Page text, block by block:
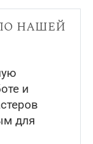
нашей
и
для